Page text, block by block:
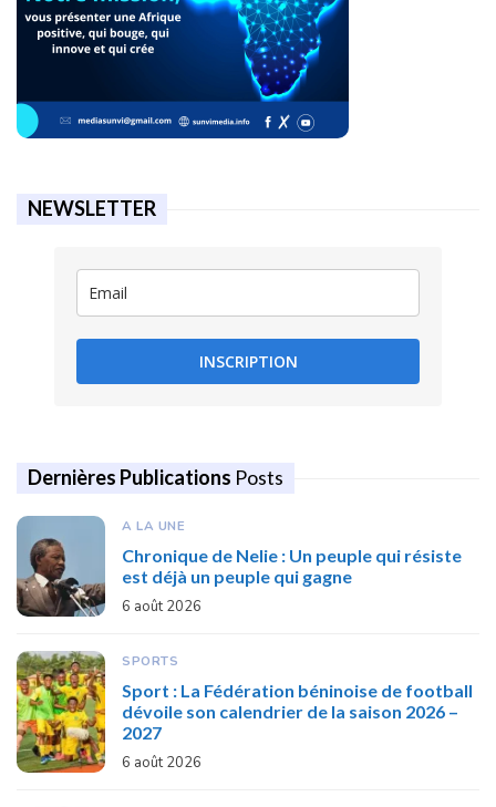
NEWSLETTER
INSCRIPTION
Dernières Publications Posts
A LA UNE
Chronique de Nelie : Un peuple qui résiste
est déjà un peuple qui gagne
6 août 2026
SPORTS
Sport : La Fédération béninoise de football
dévoile son calendrier de la saison 2026 –
2027
6 août 2026